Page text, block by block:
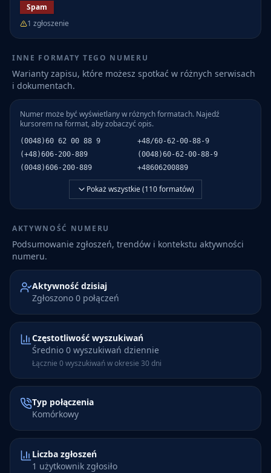
Spam
1 zgłoszenie
INNE FORMATY TEGO NUMERU
Warianty zapisu, które możesz spotkać w różnych serwisach
i dokumentach.
Numer może być wyświetlany w różnych formatach. Najedź
kursorem na format, aby zobaczyć opis.
(0048)60 62 00 88 9
+48/60-62-00-88-9
(+48)606-200-889
(0048)60-62-00-88-9
(0048)606-200-889
+48606200889
Pokaż wszystkie (110formatów)
AKTYWNOŚĆ NUMERU
Podsumowanie zgłoszeń, trendów i kontekstu aktywności
numeru.
Aktywność dzisiaj
Zgłoszono 0 połączeń
Częstotliwość wyszukiwań
Średnio 0 wyszukiwań dziennie
Łącznie 0 wyszukiwań w okresie 30 dni
Typ połączenia
Komórkowy
Liczba zgłoszeń
1 użytkownik zgłosiło